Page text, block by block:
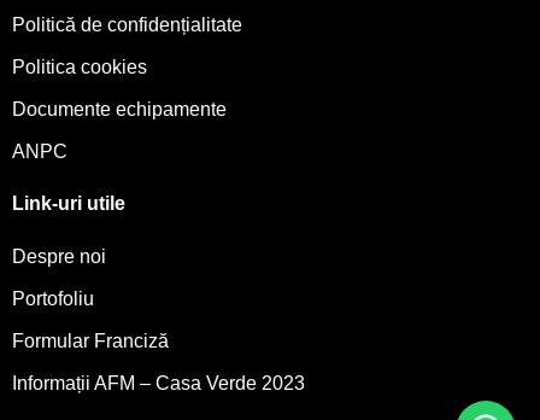
Politică de confidențialitate
Politica cookies
Documente echipamente
ANPC
Link-uri utile
Despre noi
Portofoliu
Formular Franciză
Informații AFM – Casa Verde 2023